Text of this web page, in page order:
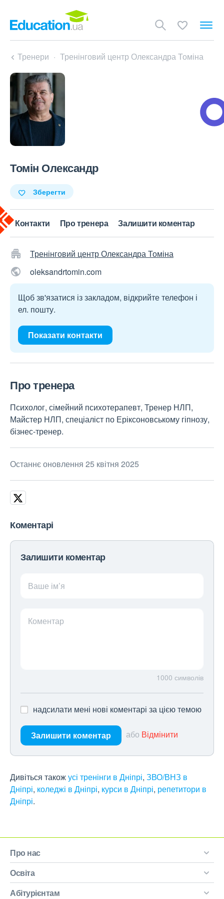
Тренери Тренінговий центр Олександра Томіна
Томін Олександр
Зберегти
Контакти Про тренера Залишити коментар
Тренінговий центр Олександра Томіна
oleksandrtomin.com
Щоб зв'язатися із закладом, відкрийте телефон і
ел. пошту.
Показати контакти
Про тренера
Психолог, сімейний психотерапевт, Тренер НЛП,
Майстер НЛП, спеціаліст по Еріксоновському гіпнозу,
бізнес-тренер.
Останнє оновлення 25 квітня 2025
Коментарі
Залишити коментар
Ваше ім’я
Коментар
1000 символів
надсилати мені нові коментарі за цією темою
Залишити коментар або Відмінити
Дивіться такожусі тренінги в Дніпрі, ЗВО/ВНЗ в
Дніпрі, коледжі в Дніпрі, курси в Дніпрі, репетитори в
Дніпрі.
Про нас
Освіта
Абітурієнтам